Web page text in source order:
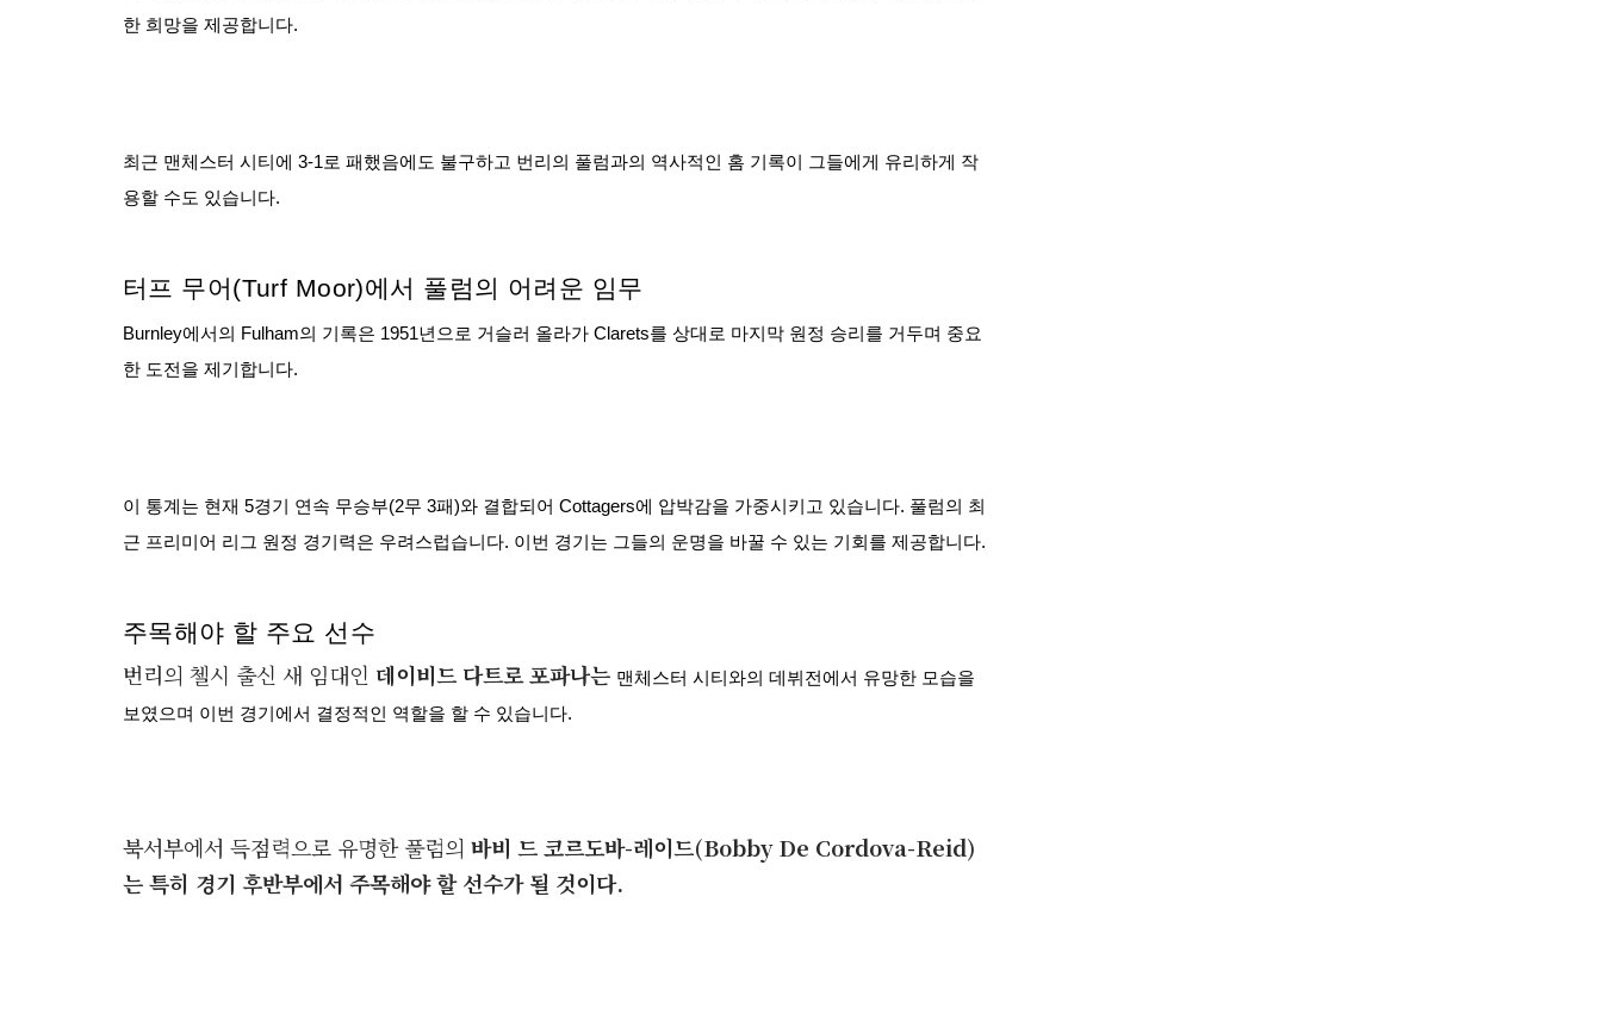
한 희망을 제공합니다.
최근 맨체스터 시티에 3-1로 패했음에도 불구하고 번리의 풀럼과의 역사적인 홈 기록이 그들에게 유리하게 작
용할 수도 있습니다.
터프 무어(Turf Moor)에서 풀럼의 어려운 임무
Burnley에서의 Fulham의 기록은 1951년으로 거슬러 올라가 Clarets를 상대로 마지막 원정 승리를 거두며 중요
한 도전을 제기합니다.
이 통계는 현재 5경기 연속 무승부(2무 3패)와 결합되어 Cottagers에 압박감을 가중시키고 있습니다. 풀럼의 최
근 프리미어 리그 원정 경기력은 우려스럽습니다. 이번 경기는 그들의 운명을 바꿀 수 있는 기회를 제공합니다.
주목해야 할 주요 선수
번리의 첼시 출신 새 임대인 데이비드 다트로 포파나는 맨체스터 시티와의 데뷔전에서 유망한 모습을
보였으며 이번 경기에서 결정적인 역할을 할 수 있습니다.
북서부에서 득점력으로 유명한 풀럼의 바비 드 코르도바-레이드(Bobby De Cordova-Reid)
는 특히 경기 후반부에서 주목해야 할 선수가 될 것이다.